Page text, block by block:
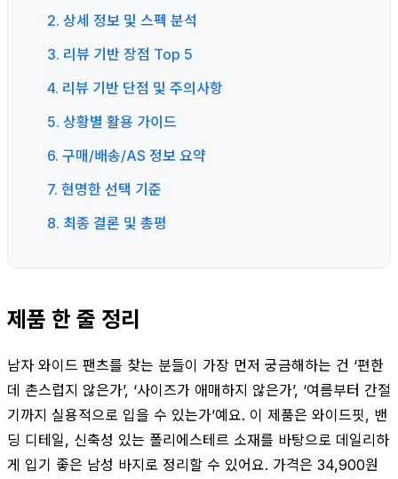
2. 상세 정보 및 스펙 분석
3. 리뷰 기반 장점 Top 5
4. 리뷰 기반 단점 및 주의사항
5. 상황별 활용 가이드
6. 구매/배송/AS 정보 요약
7. 현명한 선택 기준
8. 최종 결론 및 총평
제품 한 줄 정리
남자 와이드 팬츠를 찾는 분들이 가장 먼저 궁금해하는 건 ‘편한
데 촌스럽지 않은가’, ‘사이즈가 애매하지 않은가’, ‘여름부터 간절
기까지 실용적으로 입을 수 있는가’예요. 이 제품은 와이드핏, 밴
딩 디테일, 신축성 있는 폴리에스테르 소재를 바탕으로 데일리하
게 입기 좋은 남성 바지로 정리할 수 있어요. 가격은 34,900원